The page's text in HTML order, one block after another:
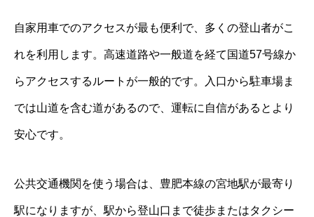
自家用車でのアクセスが最も便利で、多くの登山者がこ
れを利用します。高速道路や一般道を経て国道57号線か
らアクセスするルートが一般的です。入口から駐車場ま
では山道を含む道があるので、運転に自信があるとより
安心です。
公共交通機関を使う場合は、豊肥本線の宮地駅が最寄り
駅になりますが、駅から登山口まで徒歩またはタクシー